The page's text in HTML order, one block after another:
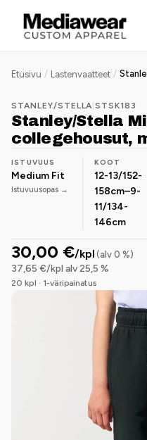
Etusivu / Lastenvaatteet /
STANLEY/STELLA |STSK183
Stanley/Stella
collegehousut,
ISTUVUUS
Medium Fit
Istuvuusopas →
KOOT
12-13/152-
158cm–9-
11/134-
146cm
30,00 €/kpl (alv 0 %)
37,65 €/kpl alv 25,5 %
20 kpl · 1-väripainatus